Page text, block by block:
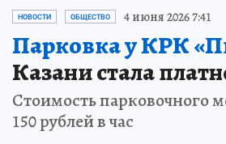
НОВОСТИ ОБЩЕСТВО 4 июня 2026 7:41
Парковка у КРК
Казани стала
Стоимость парковочного
150 рублей в час